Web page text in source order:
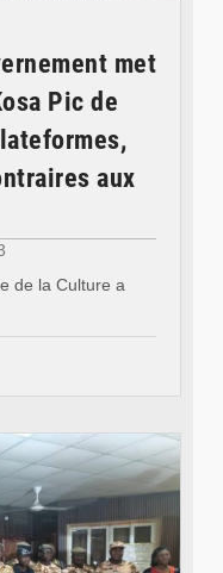
met
Pic de
aux
de la Culture a